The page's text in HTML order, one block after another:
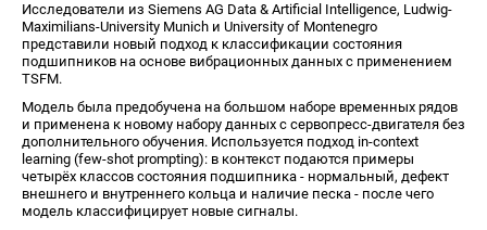
Исследователи из Siemens AG Data & Artificial Intelligence, Ludwig-
Maximilians-University Munich и University of Montenegro
представили новый подход к классификации состояния
подшипников на основе вибрационных данных с применением
TSFM.
Модель была предобучена на большом наборе временных рядов
и применена к новому набору данных с сервопресс-двигателя без
дополнительного обучения. Используется подход in-context
learning (few-shot prompting): в контекст подаются примеры
четырёх классов состояния подшипника - нормальный, дефект
внешнего и внутреннего кольца и наличие песка - после чего
модель классифицирует новые сигналы.